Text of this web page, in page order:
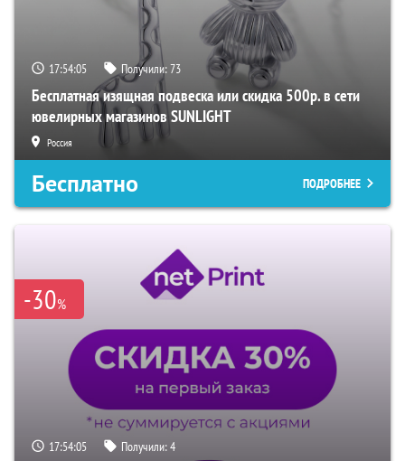
17:54:03 Получили:73
Бесплатная изящная подвеска или скидка 500р. в сети
ювелирных магазинов SUNLIGHT
Россия
Бесплатно ПОДРОБНЕЕ
-30%
17:54:03 Получили:4